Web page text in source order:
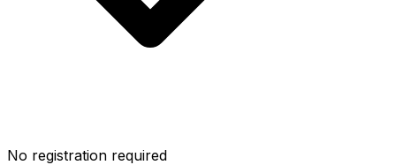
No registration required